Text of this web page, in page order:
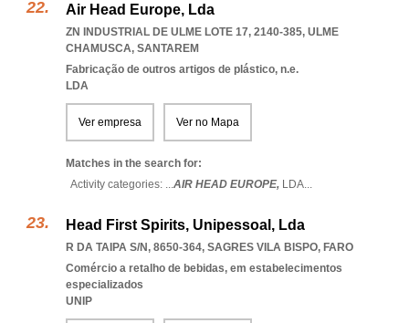
Air Head Europe, Lda
ZN INDUSTRIAL DE ULME LOTE 17, 2140-385, ULME
CHAMUSCA, SANTAREM
Fabricação de outros artigos de plástico, n.e.
LDA
Ver empresa Ver no Mapa
Matches in the search for:
Activity categories: ...AIR HEAD EUROPE, LDA...
Head First Spirits, Unipessoal, Lda
R DA TAIPA S/N, 8650-364, SAGRES VILA BISPO, FARO
Comércio a retalho de bebidas, em estabelecimentos
especializados
UNIP